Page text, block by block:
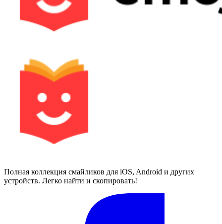
Полная коллекция смайликов для iOS, Android и других
устройств. Легко найти и скопировать!